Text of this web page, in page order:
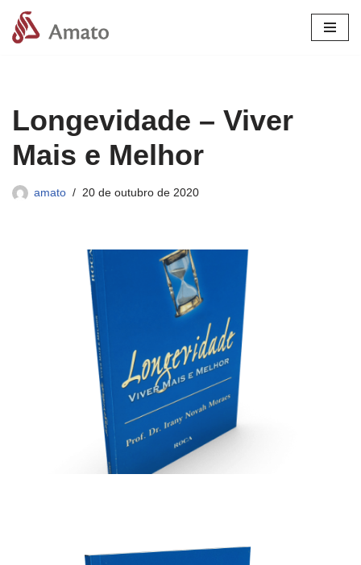
Pular
Longevidade – Viver
Mais e Melhor
amato 20 de outubro de 2020